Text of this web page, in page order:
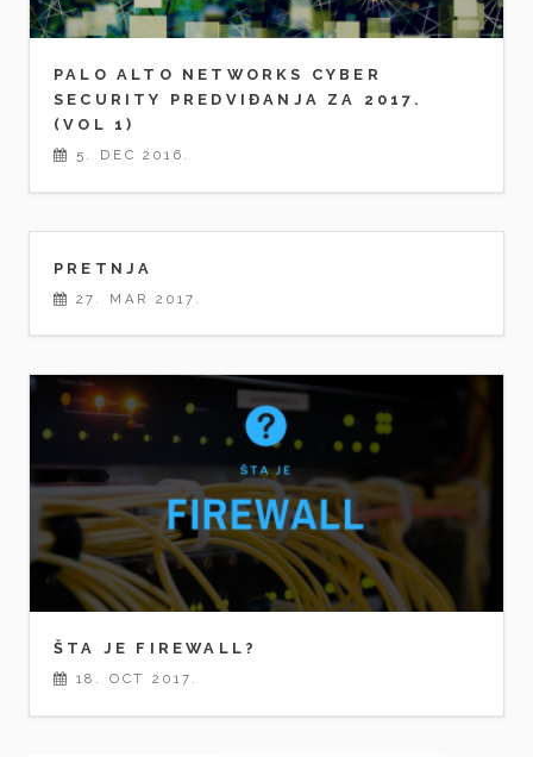
PALO ALTO NETWORKS CYBER
SECURITY PREDVIĐANJA ZA 2017.
(VOL 1)
5. DEC 2016.
PRETNJA
27. MAR 2017.
ŠTA JE FIREWALL?
18. OCT 2017.